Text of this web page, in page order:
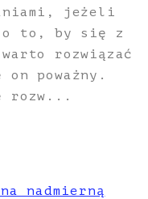
jeżeli
o to, by się z
rozwiązać
poważny.
rozw...
nadmierną